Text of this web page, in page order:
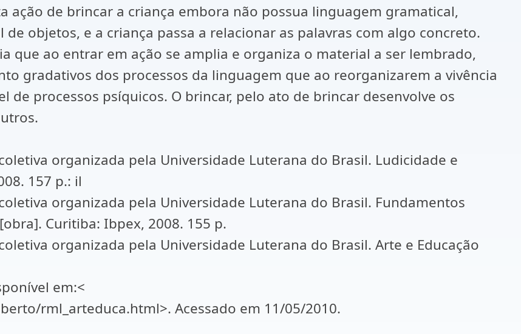
ação de brincar a criança embora não possua linguagem gramatical,
objetos, e a criança passa a relacionar as palavras com algo concreto.
que ao entrar em ação se amplia e organiza o material a ser lembrado,
gradativos dos processos da linguagem que ao reorganizarem a vivência
de processos psíquicos. O brincar, pelo ato de brincar desenvolve os
coletiva organizada pela Universidade Luterana do Brasil. Ludicidade e
157 p.: il
coletiva organizada pela Universidade Luterana do Brasil. Fundamentos
Curitiba: Ibpex, 2008. 155 p.
organizada pela Universidade Luterana do Brasil. Arte e Educação
em:<
rml_arteduca.html>. Acessado em 11/05/2010.